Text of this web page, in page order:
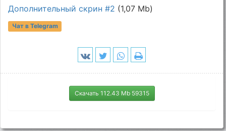
Дополнительный скрин #2 (1,07 Mb)
Чат в Telegram
Скачать 112.43 Mb 59315